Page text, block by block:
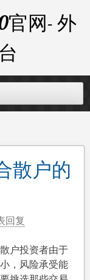
官网- 外
散户的
回复
户投资者由于
，风险承受能